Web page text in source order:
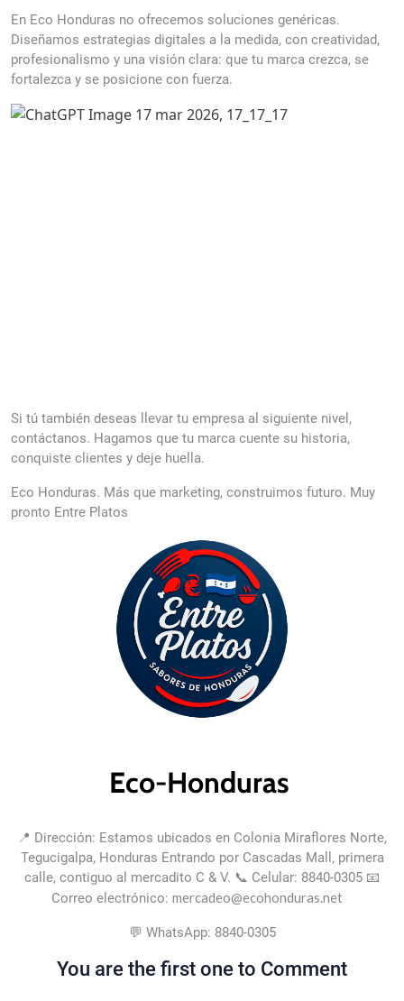
En Eco Honduras no ofrecemos soluciones genéricas.
Diseñamos estrategias digitales a la medida, con creatividad,
profesionalismo y una visión clara: que tu marca crezca, se
fortalezca y se posicione con fuerza.
Si tú también deseas llevar tu empresa al siguiente nivel,
contáctanos. Hagamos que tu marca cuente su historia,
conquiste clientes y deje huella.
Eco Honduras. Más que marketing, construimos futuro. Muy
pronto Entre Platos
Eco-Honduras
📍 Dirección: Estamos ubicados en Colonia Miraflores Norte,
Tegucigalpa, Honduras Entrando por Cascadas Mall, primera
calle, contiguo al mercadito C & V. 📞 Celular: 8840-0305 📧
Correo electrónico: mercadeo@ecohonduras.net
💬 WhatsApp: 8840-0305
You are the first one to Comment